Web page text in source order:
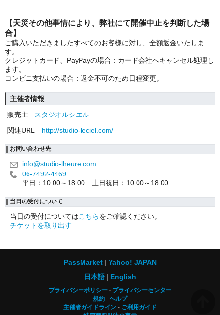
【天災その他事情により、弊社にて開催中止を判断した場
合】
ご購入いただきましたすべてのお客様に対し、全額返金いたしま
す。
クレジットカード、PayPayの場合：カード会社へキャンセル処理し
ます。
コンビニ支払いの場合：返金不可のため日程変更。
主催者情報
販売主
スタジオルシエル
関連URL
http://studio-leciel.com/
お問い合わせ先
info@studio-lheure.com
06-7492-4469
平日：10:00～18:00 土日祝日：10:00～18:00
当日の受付について
当日の受付についてはこちらをご確認ください。
チケットを取り出す
PassMarket
Yahoo! JAPAN
日本語
English
プライバシーポリシー
プライバシーセンター
規約
ヘルプ
主催者ガイドライン
ご利用ガイド